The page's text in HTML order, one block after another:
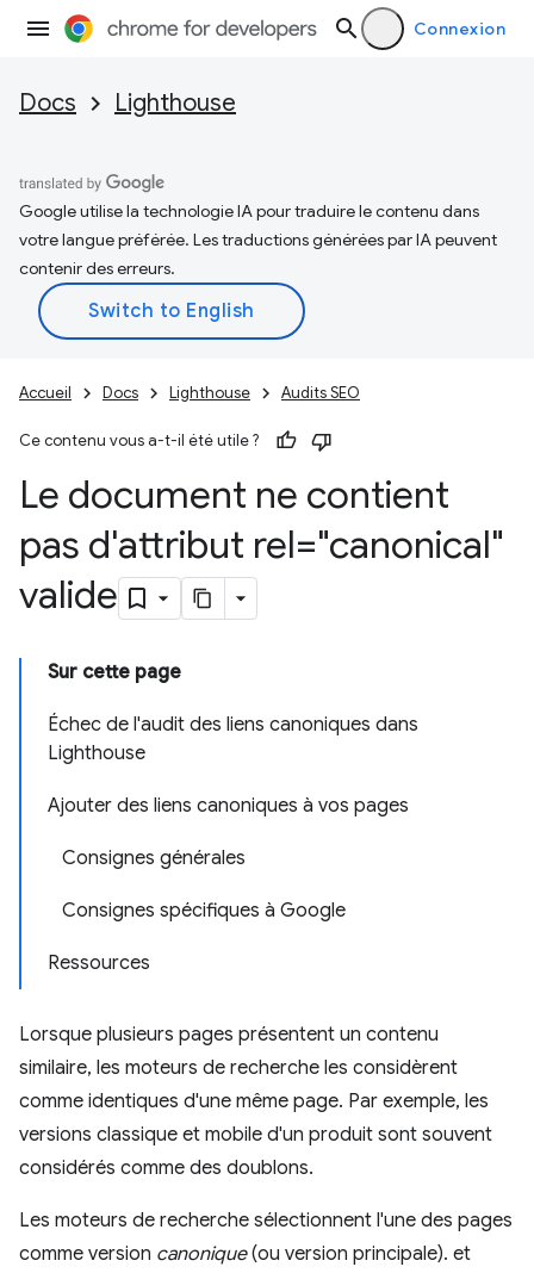
Connexion
Docs Lighthouse
Google utilise la technologie IA pour traduire le contenu dans
votre langue préférée. Les traductions générées par IA peuvent
contenir des erreurs.
Accueil Docs Lighthouse Audits SEO
Ce contenu vous a-t-il été utile ?
Le document ne contient
pas d'attribut rel="canonical"
valide
Sur cette page
Échec de l'audit des liens canoniques dans
Lighthouse
Ajouter des liens canoniques à vos pages
Consignes générales
Consignes spécifiques à Google
Ressources
Lorsque plusieurs pages présentent un contenu
similaire, les moteurs de recherche les considèrent
comme identiques d'une même page. Par exemple, les
versions classique et mobile d'un produit sont souvent
considérés comme des doublons.
Les moteurs de recherche sélectionnent l'une des pages
comme version canonique(ou version principale). et